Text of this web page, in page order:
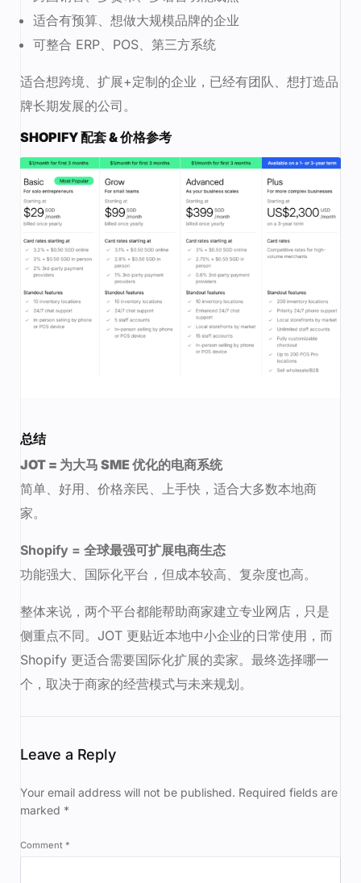
适合有预算、想做大规模品牌的企业
可整合 ERP、POS、第三方系统
适合想跨境、扩展+定制的企业，已经有团队、想打造品
牌长期发展的公司。
SHOPIFY 配套 & 价格参考
总结
JOT = 为大马 SME 优化的电商系统
简单、好用、价格亲民、上手快，适合大多数本地商
家。
Shopify = 全球最强可扩展电商生态
功能强大、国际化平台，但成本较高、复杂度也高。
整体来说，两个平台都能帮助商家建立专业网店，只是
侧重点不同。JOT 更贴近本地中小企业的日常使用，而
Shopify 更适合需要国际化扩展的卖家。最终选择哪一
个，取决于商家的经营模式与未来规划。
Leave a Reply
Your email address will not be published. Required fields are
marked *
Comment *